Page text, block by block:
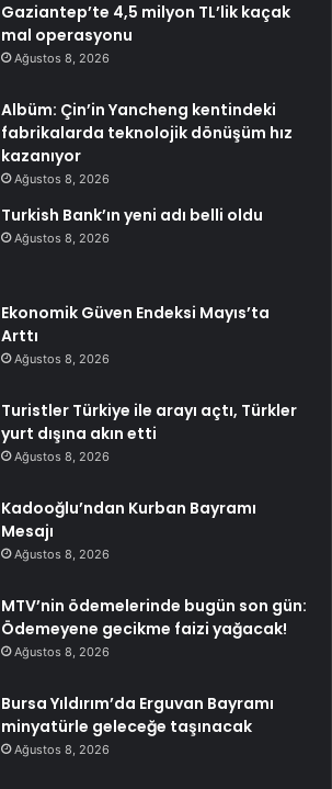
Gaziantep’te 4,5 milyon TL’lik kaçak
mal operasyonu
Ağustos 8, 2026
Albüm: Çin’in Yancheng kentindeki
fabrikalarda teknolojik dönüşüm hız
kazanıyor
Ağustos 8, 2026
Turkish Bank’ın yeni adı belli oldu
Ağustos 8, 2026
Ekonomik Güven Endeksi Mayıs’ta
Arttı
Ağustos 8, 2026
Turistler Türkiye ile arayı açtı, Türkler
yurt dışına akın etti
Ağustos 8, 2026
Kadooğlu’ndan Kurban Bayramı
Mesajı
Ağustos 8, 2026
MTV’nin ödemelerinde bugün son gün:
Ödemeyene gecikme faizi yağacak!
Ağustos 8, 2026
Bursa Yıldırım’da Erguvan Bayramı
minyatürle geleceğe taşınacak
Ağustos 8, 2026